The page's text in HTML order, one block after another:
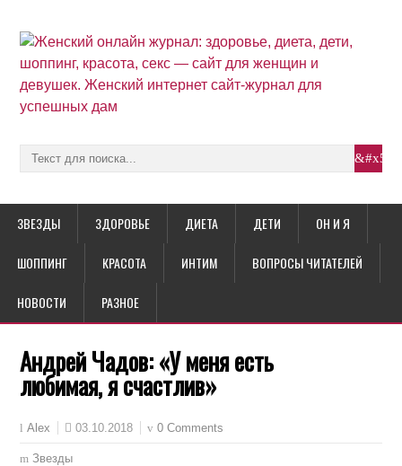
ЗВЕЗДЫ ЗДОРОВЬЕ ДИЕТА ДЕТИ ОН И Я
ШОППИНГ КРАСОТА ИНТИМ ВОПРОСЫ ЧИТАТЕЛЕЙ
НОВОСТИ РАЗНОЕ
Андрей Чадов: «У меня есть
любимая, я счастлив»
Alex 03.10.2018 0 Comments
Звезды